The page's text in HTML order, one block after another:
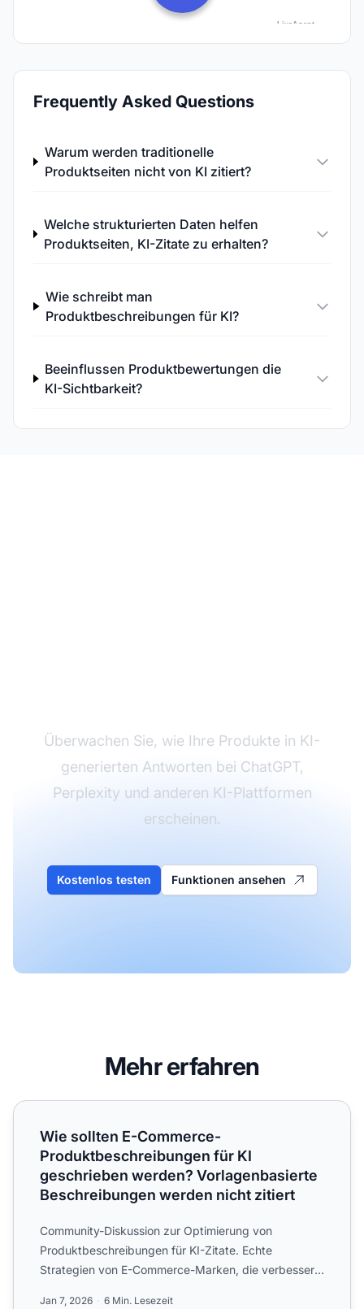
Frequently Asked Questions
Warum werden traditionelle
Produktseiten nicht von KI zitiert?
Welche strukturierten Daten helfen
Produktseiten, KI-Zitate zu erhalten?
Wie schreibt man
Produktbeschreibungen für KI?
Beeinflussen Produktbewertungen die
KI-Sichtbarkeit?
Überwachen Sie, wie Ihre Produkte in KI-
generierten Antworten bei ChatGPT,
Perplexity und anderen KI-Plattformen
erscheinen.
Kostenlos testen Funktionen ansehen
Mehr erfahren
Wie sollten E-Commerce-Produktbeschreibungen für KI
Wie sollten E-Commerce-
Produktbeschreibungen für KI
geschrieben werden? Vorlagenbasierte
Beschreibungen werden nicht zitiert
Community-Diskussion zur Optimierung von
Produktbeschreibungen für KI-Zitate. Echte
Strategien von E-Commerce-Marken, die verbessert
Jan 7, 2026 6 Min. Lesezeit